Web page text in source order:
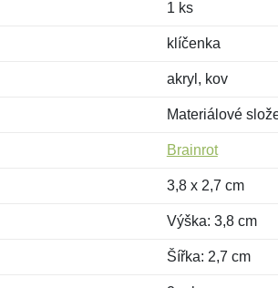
1 ks
klíčenka
akryl, kov
Materiálové
Brainrot
3,8 x 2,7 cm
Výška: 3,8 cm
Šířka: 2,7 cm